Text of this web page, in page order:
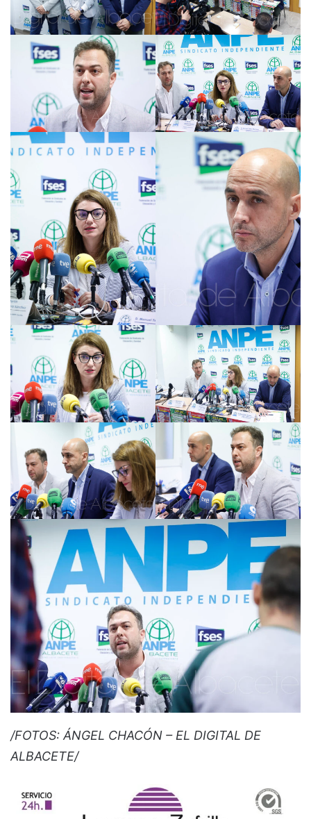
/FOTOS: ÁNGEL CHACÓN – EL DIGITAL DE
ALBACETE/